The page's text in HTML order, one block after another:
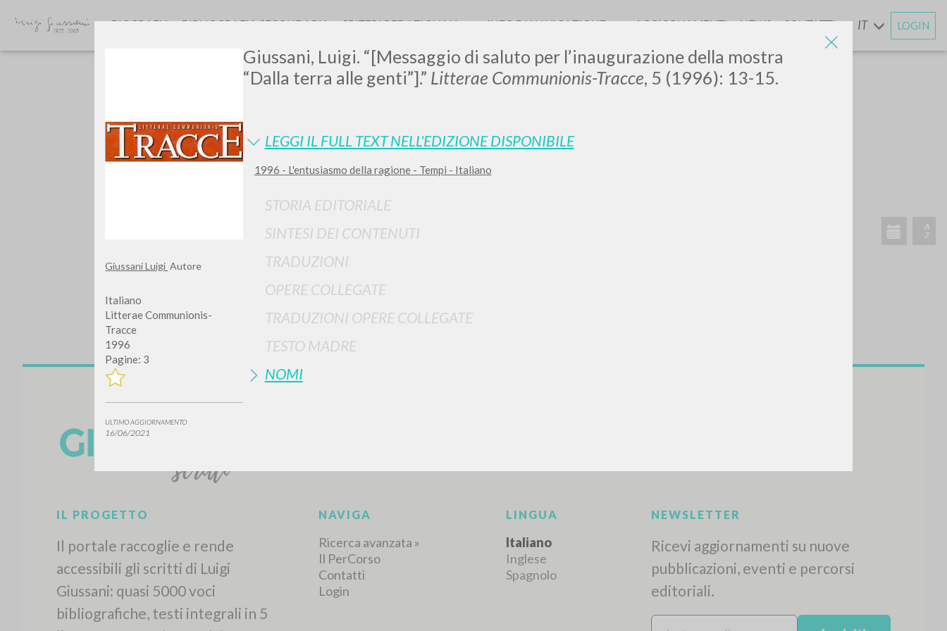
Giussani Luigi Autore
Italiano
Litterae Communionis-
Tracce
1996
Pagine: 3
ULTIMO AGGIORNAMENTO
16/06/2021
Giussani, Luigi. “[Messaggio di saluto per l’inaugurazione della mostra
“Dalla terra alle genti”].” Litterae Communionis-Tracce, 5 (1996): 13-15.
LEGGI IL FULL TEXT NELL'EDIZIONE DISPONIBILE
1996 - L'entusiasmo della ragione - Tempi - Italiano
STORIA EDITORIALE
SINTESI DEI CONTENUTI
TRADUZIONI
OPERE COLLEGATE
TRADUZIONI OPERE COLLEGATE
TESTO MADRE
NOMI
LUIGI
GIUSSANI
scritti
BIOGRAFIA BIBLIOGRAFIA SECONDARIA CRITERI REDAZIONALI INFO DI NAVIGAZIONE AGGIORNAMENTIENEWS CONTATTI IT LOGIN
TIPOLOGIA OPERA LINGUA ATTIVITÀ RECENTI